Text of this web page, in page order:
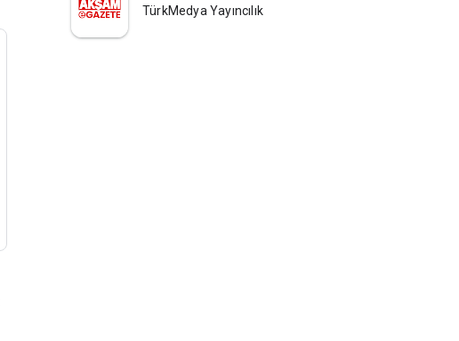
TürkMedya Yayıncılık